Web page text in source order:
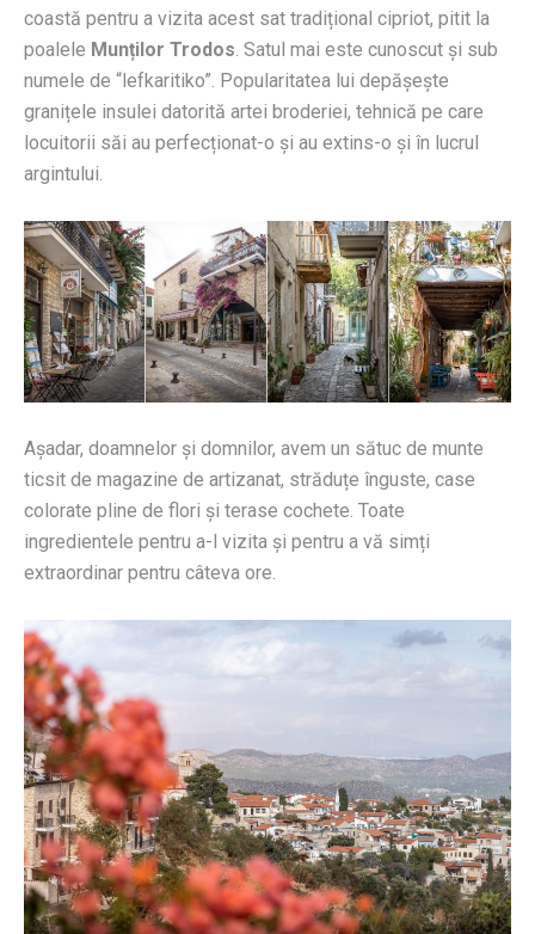
coastă pentru a vizita acest sat tradițional cipriot, pitit la
poalele Munților Trodos . Satul mai este cunoscut și sub
numele de “lefkaritiko”. Popularitatea lui depășește
granițele insulei datorită artei broderiei, tehnică pe care
locuitorii săi au perfecționat-o și au extins-o și în lucrul
argintului.
Așadar, doamnelor și domnilor, avem un sătuc de munte
ticsit de magazine de artizanat, străduțe înguste, case
colorate pline de flori și terase cochete. Toate
ingredientele pentru a-l vizita și pentru a vă simți
extraordinar pentru câteva ore.